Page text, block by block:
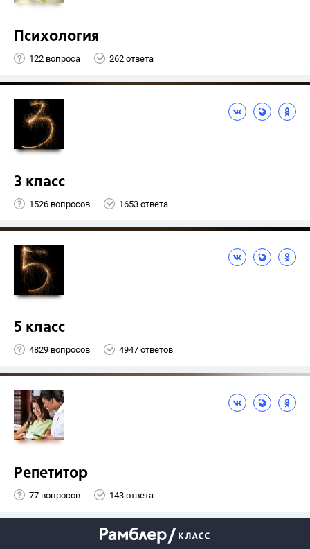
Психология
122 вопроса 262 ответа
3 класс
1526 вопросов 1653 ответа
5 класс
4829 вопросов 4947 ответов
Репетитор
77 вопросов 143 ответа